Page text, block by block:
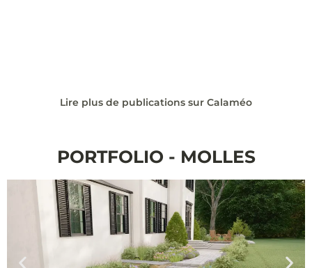
Lire plus de publications sur Calaméo
PORTFOLIO - MOLLES